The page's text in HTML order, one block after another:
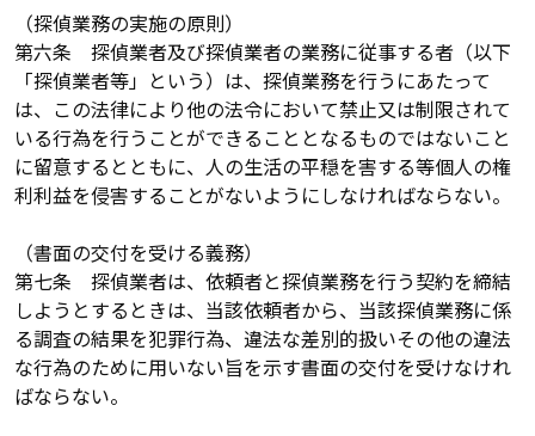
（探偵業務の実施の原則）
第六条 探偵業者及び探偵業者の業務に従事する者（以下
「探偵業者等」という）は、探偵業務を行うにあたって
は、この法律により他の法令において禁止又は制限されて
いる行為を行うことができることとなるものではないこと
に留意するとともに、人の生活の平穏を害する等個人の権
利利益を侵害することがないようにしなければならない。
（書面の交付を受ける義務）
第七条 探偵業者は、依頼者と探偵業務を行う契約を締結
しようとするときは、当該依頼者から、当該探偵業務に係
る調査の結果を犯罪行為、違法な差別的扱いその他の違法
な行為のために用いない旨を示す書面の交付を受けなけれ
ばならない。